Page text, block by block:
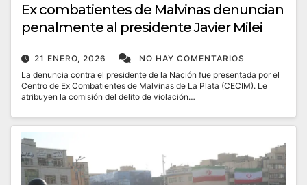
Ex combatientes de Malvinas denuncian
penalmente al presidente Javier Milei
21 ENERO, 2026
NO HAY COMENTARIOS
La denuncia contra el presidente de la Nación fue presentada por el
Centro de Ex Combatientes de Malvinas de La Plata (CECIM). Le
atribuyen la comisión del delito de violación…